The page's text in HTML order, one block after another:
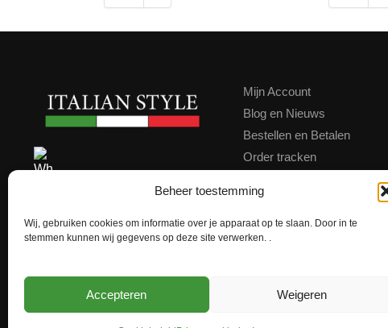
Beheer toestemming
Wij, gebruiken cookies om informatie over je apparaat op te slaan. Door in te
stemmen kunnen wij gegevens op deze site verwerken. .
Accepteren Weigeren
★★★★★ Google score 4,9
Mijn Account
Blog en Nieuws
Bestellen en Betalen
Order tracken
Klachten
Kortingscode
Achteraf Betalen